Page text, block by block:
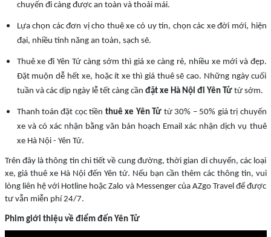
chuyến đi càng được an toàn và thoải mái.
Lựa chọn các đơn vị cho thuê xe có uy tín, chọn các xe đời mới, hiện
đại, nhiều tính năng an toàn, sạch sẽ.
Thuê xe đi Yên Tử càng sớm thì giá xe càng rẻ, nhiều xe mới và đẹp.
Đặt muộn dễ hết xe, hoặc ít xe thì giá thuê sẽ cao. Những ngày cuối
tuần và các dịp ngày lễ tết càng cần đặt xe Hà Nội đi Yên Tửtừ sớm.
Thanh toán đặt cọc tiền thuê xe Yên Tử từ 30% – 50% giá trị chuyến
xe và có xác nhận bằng văn bản hoạch Email xác nhận dịch vụ thuê
xe Hà Nội - Yên Tử.
Trên đây là thông tin chi tiết về cung đường, thời gian di chuyển, các loại
xe, giá thuê xe Hà Nội đến Yên tử. Nếu bạn cần thêm các thông tin, vui
lòng liên hệ với Hotline hoặc Zalo và Messenger của AZgo Travel để được
tư vẫn miễn phí 24/7.
Phim giới thiệu về điểm đến Yên Tử